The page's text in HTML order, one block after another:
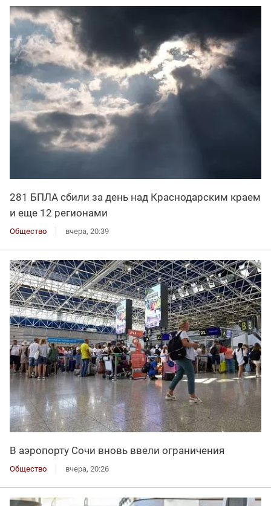
281 БПЛА сбили за день над Краснодарским краем
и еще 12 регионами
Общество вчера, 20:39
В аэропорту Сочи вновь ввели ограничения
Общество вчера, 20:26